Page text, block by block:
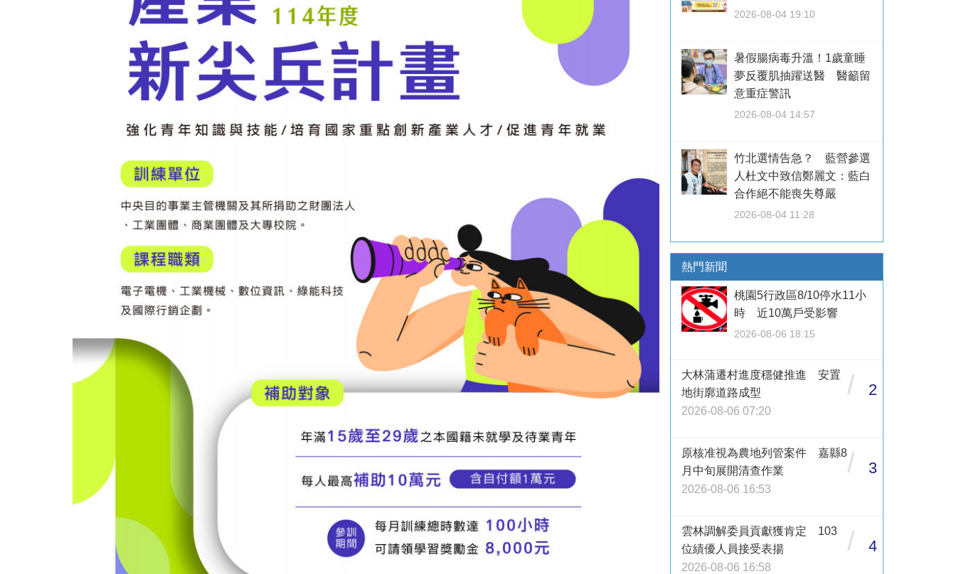
2026-08-04 19:10
暑假腸病毒升溫！1歲童睡
夢反覆肌抽躍送醫 醫籲留
意重症警訊
2026-08-04 14:57
竹北選情告急？ 藍營參選
人杜文中致信鄭麗文：藍白
合作絕不能喪失尊嚴
2026-08-04 11:28
熱門新聞
桃園5行政區8/10停水11小
時 近10萬戶受影響
2026-08-06 18:15
大林蒲遷村進度穩健推進 安置
地街廓道路成型
2026-08-06 07:20
/ 2
原核准視為農地列管案件 嘉縣8
月中旬展開清查作業
2026-08-06 16:53
/ 3
雲林調解委員貢獻獲肯定 103
位績優人員接受表揚
2026-08-06 16:58
/ 4